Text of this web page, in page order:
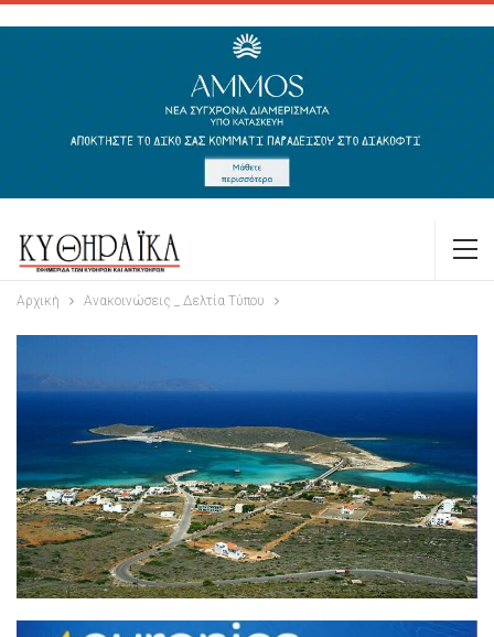
Αρχική Ανακοινώσεις _ Δελτία Τύπου